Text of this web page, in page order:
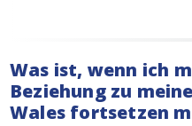
Was ist, wenn ich
Beziehung zu
Wales fortsetzen